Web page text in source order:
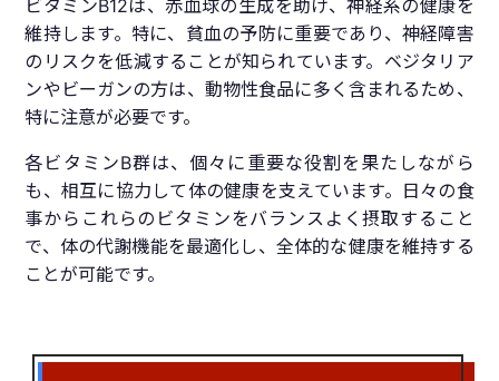
ビタミンB12は、赤血球の生成を助け、神経系の健康を
維持します。特に、貧血の予防に重要であり、神経障害
のリスクを低減することが知られています。ベジタリア
ンやビーガンの方は、動物性食品に多く含まれるため、
特に注意が必要です。
各ビタミンB群は、個々に重要な役割を果たしながら
も、相互に協力して体の健康を支えています。日々の食
事からこれらのビタミンをバランスよく摂取すること
で、体の代謝機能を最適化し、全体的な健康を維持する
ことが可能です。